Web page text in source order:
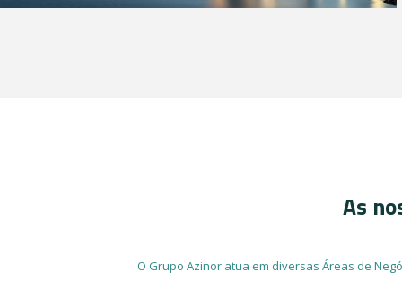
As
O Grupo Azinor atua em diversas Áreas de